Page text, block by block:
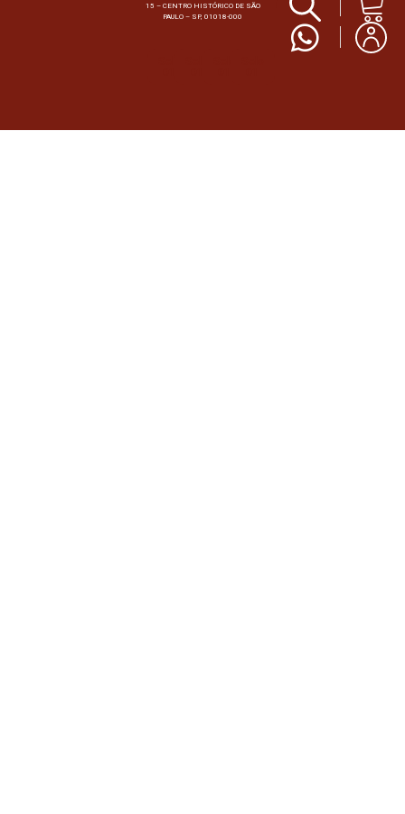
15 – CENTRO HISTÓRICO DE SÃO
PAULO – SP, 01018-000